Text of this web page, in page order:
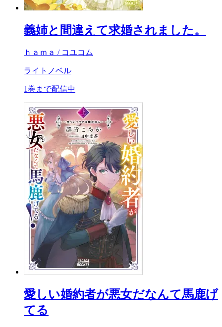
義姉と間違えて求婚されました。
ｈａｍａ / コユコム
ライトノベル
1巻まで配信中
愛しい婚約者が悪女だなんて馬鹿げ
てる